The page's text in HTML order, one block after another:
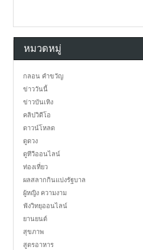
หมวดหมู่
กลอน คำขวัญ
ข่าววันนี้
ข่าวบันเทิง
คลิปวิดีโอ
ดาวน์โหลด
ดูดวง
ดูทีวีออนไลน์
ท่องเที่ยว
ผลสลากกินแบ่งรัฐบาล
ผู้หญิง ความงาม
ฟังวิทยุออนไลน์
ยานยนต์
สุขภาพ
สูตรอาหาร